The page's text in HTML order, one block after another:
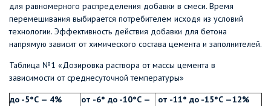
для равномерного распределения добавки в смеси. Время
перемешивания выбирается потребителем исходя из условий
технологии. Эффективность действия добавки для бетона
напрямую зависит от химического состава цемента и заполнителей.
Таблица №1 «Дозировка раствора от массы цемента в
зависимости от среднесуточной температуры»
до -5°С — 4%
от -6° до -10°С —
от -11° до -15°С —12%